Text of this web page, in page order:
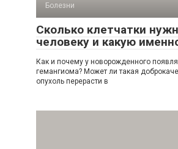
Болезни
Сколько клетчатки
человеку и какую
Как и почему у новорожденного
гемангиома? Может ли такая
опухоль перерасти в